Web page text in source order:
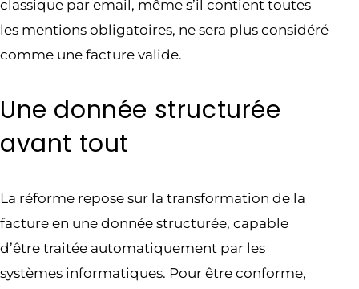
classique par email, même s’il contient toutes
les mentions obligatoires, ne sera plus considéré
comme une facture valide.
Une donnée structurée
avant tout
La réforme repose sur la transformation de la
facture en une donnée structurée, capable
d’être traitée automatiquement par les
systèmes informatiques. Pour être conforme,